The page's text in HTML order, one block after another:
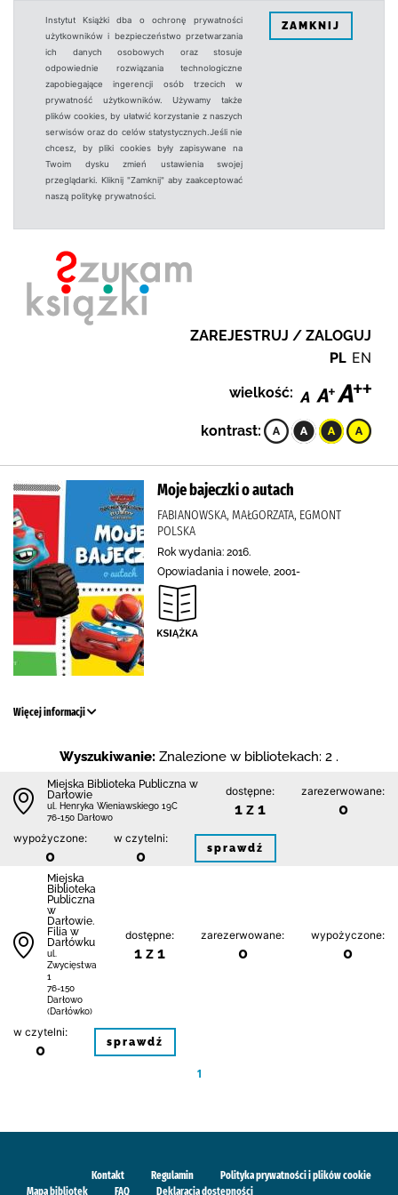
Instytut Książki dba o ochronę prywatności
użytkowników i bezpieczeństwo przetwarzania
ich danych osobowych oraz stosuje
odpowiednie rozwiązania technologiczne
zapobiegające ingerencji osób trzecich w
prywatność użytkowników. Używamy także
plików cookies, by ułatwić korzystanie z naszych
serwisów oraz do celów statystycznych.Jeśli nie
chcesz, by pliki cookies były zapisywane na
Twoim dysku zmień ustawienia swojej
przeglądarki. Kliknij "Zamknij" aby zaakceptować
naszą politykę prywatności.
ZAMKNIJ
ZAREJESTRUJ / ZALOGUJ
PL EN
wielkość:
kontrast:
Moje bajeczki o autach
FABIANOWSKA, MAŁGORZATA, EGMONT
POLSKA
Rok wydania: 2016.
Opowiadania i nowele, 2001-
Więcej informacji
Wyszukiwanie: Znalezione w bibliotekach: 2 .
Miejska Biblioteka Publiczna w
Darłowie
ul. Henryka Wieniawskiego 19C
76-150 Darłowo
dostępne:
1 z 1
zarezerwowane:
0
wypożyczone:
0
w czytelni:
0 sprawdź
Miejska
Biblioteka
Publiczna
w
Darłowie.
Filia w
Darłówku
ul.
Zwycięstwa
1
76-150
Darłowo
(Darłówko)
dostępne:
1 z 1
zarezerwowane:
0
wypożyczone:
0
w czytelni:
0 sprawdź
1
Kontakt Regulamin
Polityka prywatności i plików cookie
Mapa bibliotek
FAQ Deklaracja dostępności